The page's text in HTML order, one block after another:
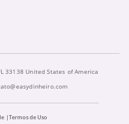
33138 United States of America
Termos de Uso